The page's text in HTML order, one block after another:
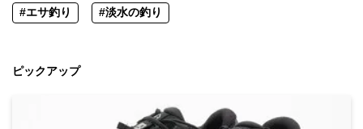
#エサ釣り #淡水の釣り
ピックアップ